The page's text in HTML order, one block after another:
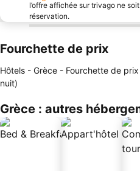
l’offre affichée sur trivago ne
réservation.
Fourchette de prix
Hôtels - Grèce - Fourchette de prix
nuit)
Grèce : autres